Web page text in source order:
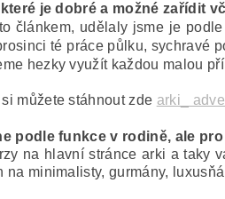
je dobré a možné zařídit
článkem, udělaly jsme je
té práce půlku, sychravé
hezky využít každou malou
můžete stáhnout zde arki_
podle funkce v rodině, ale
na hlavní stránce arki a taky
na minimalisty, gurmány,